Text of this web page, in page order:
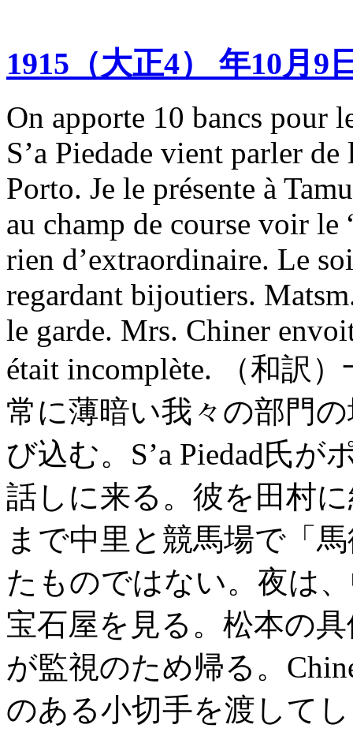
1915（大正4） 年10月9
On apporte 10 bancs pour
S’a Piedade vient parler
Porto. Je le présente à
au champ de course voir
rien d’extraordinaire. Le
regardant bijoutiers.
le garde. Mrs. Chiner
était incomplète. （和
常に薄暗い我々の部門
び込む。S’a Piedad氏
話しに来る。彼を田村
まで中里と競馬場で「
たものではない。夜は
宝石屋を見る。松本の
が監視のため帰る。
のある小切手を渡して